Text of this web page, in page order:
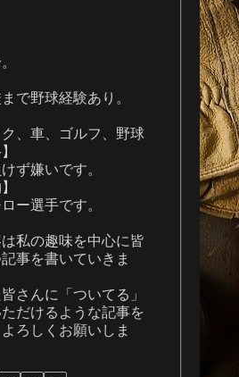
で野球経験あり。
ク、車、ゴルフ、野球
ず嫌いです。
ー選手です。
私の趣味を中心に皆
事を書いていきま
さんに「ついてる」
だけるような記事を
ろしくお願いしま